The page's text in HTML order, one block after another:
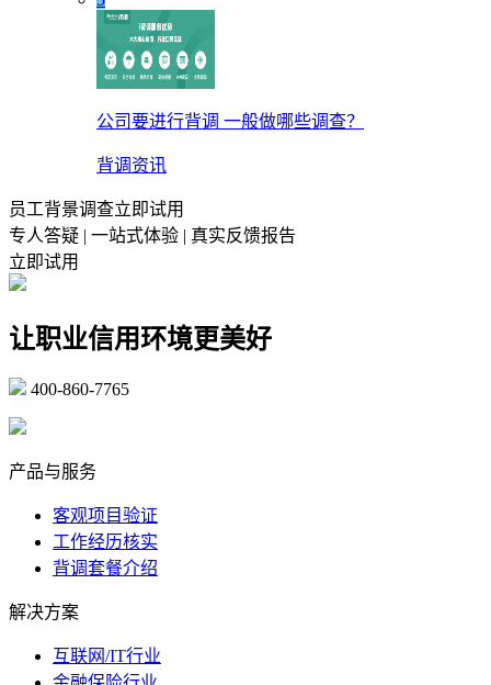
公司要进行背调 一般做哪些调查？
背调资讯
员工背景调查立即试用
专人答疑 | 一站式体验 | 真实反馈报告
立即试用
让职业信用环境更美好
400-860-7765
产品与服务
客观项目验证
工作经历核实
背调套餐介绍
解决方案
互联网/IT行业